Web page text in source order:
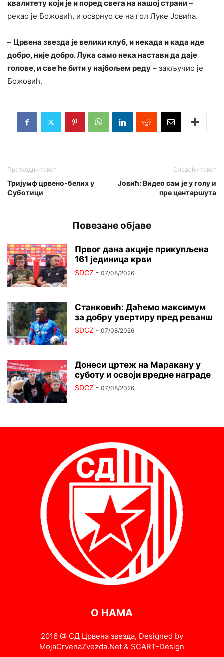
квалитету који је и поред свега на нашој страни –
рекао је Божовић, и осврнуо се на гол Луке Јовића.
– Црвена звезда је велики клуб, и некада и када иде
добро, није добро. Лука само нека настави да даје
голове, и све ће бити у најбољем реду – закључио је
Божовић.
Претходни текст
Тријумф црвено-белих у
Суботици
Следећи текст
Јовић: Видео сам је у голу и
пре центаршута
Повезане објаве
Првог дана акције прикупљена
161 јединица крви
SDCZ - 07/08/2026
Станковић: Даћемо максимум
за добру увертиру пред реванш
SDCZ - 07/08/2026
Донеси цртеж на Маракану у
суботу и освоји вредне награде
SDCZ - 07/08/2026
О НАМА
2016 @ СД Црвена звезда, Designed by
MojaCrvenaZvezda.Net & SCART-Design